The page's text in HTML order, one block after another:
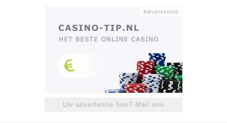
Uw advertentie hier? Mail ons